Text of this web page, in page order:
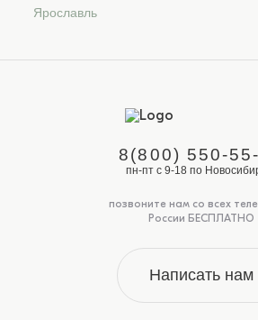
Ярославль
8(800) 550-
пн-пт с 9-18 по
позвоните нам со всех
России БЕСПЛАТНО
Написать нам